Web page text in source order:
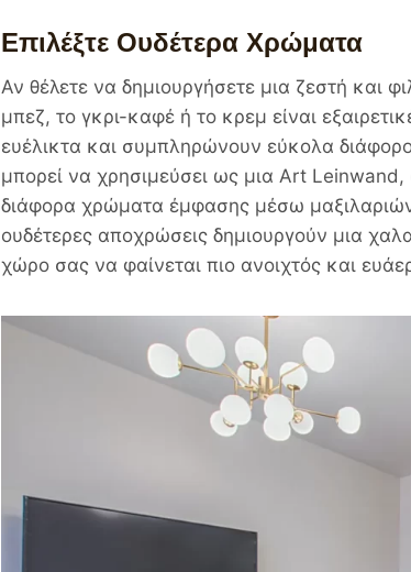
Επιλέξτε Ουδέτερα Χρώματα
Αν θέλετε να δημιουργήσετε μια ζεστή και
μπεζ, το γκρι-καφέ ή το κρεμ είναι
ευέλικτα και συμπληρώνουν εύκολα
μπορεί να χρησιμεύσει ως μια Art Leinwand,
διάφορα χρώματα έμφασης μέσω
ουδέτερες αποχρώσεις δημιουργούν μια
χώρο σας να φαίνεται πιο ανοιχτός και